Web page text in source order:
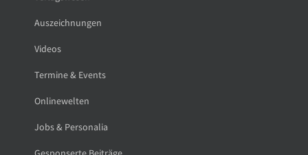
Auszeichnungen
Videos
Termine & Events
Onlinewelten
Jobs & Personalia